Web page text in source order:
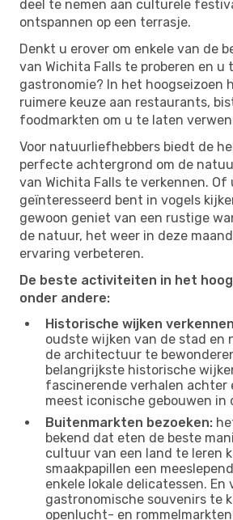
deel te nemen aan culturele
ontspannen op een terrasje.
Denkt u erover om enkele van de
van Wichita Falls te proberen en u
gastronomie? In het hoogseizoen
ruimere keuze aan restaurants,
foodmarkten om u te laten
Voor natuurliefhebbers biedt de
perfecte achtergrond om de
van Wichita Falls te verkennen. Of
geïnteresseerd bent in vogels
gewoon geniet van een rustige
de natuur, het weer in deze
ervaring verbeteren.
De beste activiteiten in het
onder andere:
Historische wijken
oudste wijken van de stad en
de architectuur te
belangrijkste historische
fascinerende verhalen achter
meest iconische gebouwen in
Buitenmarkten bezoeken:
bekend dat eten de beste
cultuur van een land te leren
smaakpapillen een
enkele lokale delicatessen. En
gastronomische souvenirs te
openlucht- en